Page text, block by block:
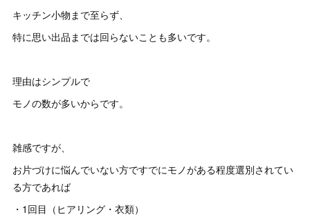
キッチン小物まで至らず、
特に思い出品までは回らないことも多いです。
理由はシンプルで
モノの数が多いからです。
雑感ですが、
お片づけに悩んでいない方ですでにモノがある程度選別されてい
る方であれば
・1回目（ヒアリング・衣類）